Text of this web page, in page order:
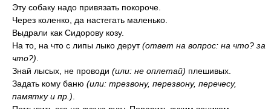
Эту собаку надо привязать покороче.
Через коленко, да настегать маленько.
Выдрали как Сидорову козу.
На то, на что с липы лыко дерут(ответ на вопрос: на что? за
что?)
Знай лысых, не проводи (или: не оплетай) плешивых.
Задать кому баню (или: трезвону, перезвону, перечесу,
памятку и пр.)